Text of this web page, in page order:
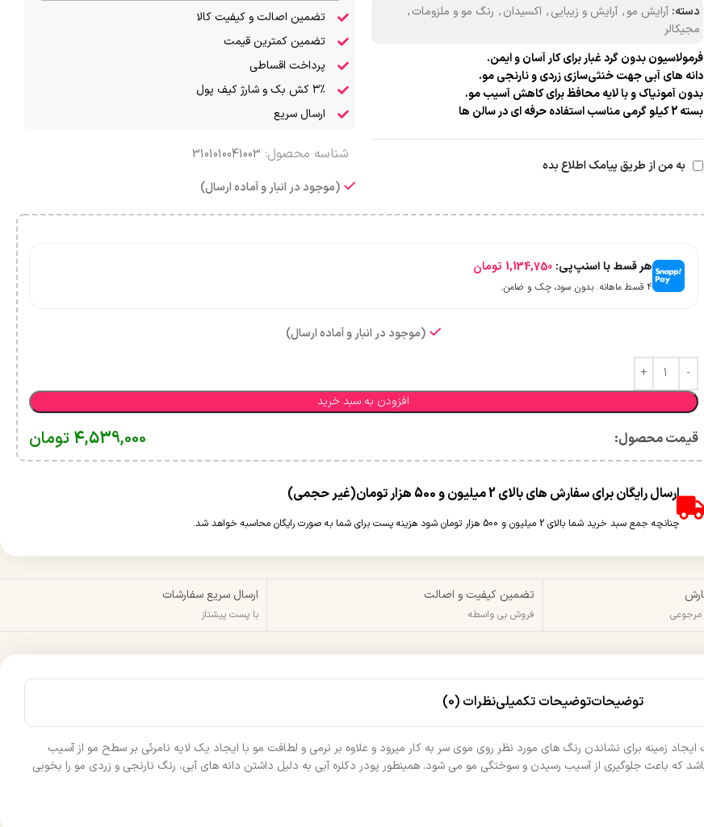
دسته: آرایش مو, آرایش و زیبایی, اکسیدان, رنگ مو و ملزومات,
مجیکالر
فرمولاسیون بدون گرد غبار برای کار آسان و ایمن.
دانه‌ های آبی جهت خنثی‌سازی زردی و نارنجی مو.
بدون آمونیاک و با لایه محافظ برای کاهش آسیب مو.
بسته 2 کیلو گرمی مناسب استفاده حرفه‌ ای در سالن‌ ها
به من از طریق پیامک اطلاع بده
تضمین اصالت و کیفیت کالا
تضمین کمترین قیمت
پرداخت اقساطی
۳٪ کش بک و شارژ کیف پول
ارسال سریع
شناسه محصول: 3101010041003
(موجود در انبار و آماده ارسال)
هر قسط با اسنپ‌پی:1,134,750 تومان
۴ قسط ماهانه. بدون سود، چک و ضامن.
(موجود در انبار و آماده ارسال)
افزودن به سبد خرید
قیمت محصول:​ 4,539,000 تومان
ارسال رایگان برای سفارش های بالای 2 میلیون و 500 هزار تومان(غیر حجمی)
چنانچه جمع سبد خرید شما بالای 2 میلیون و 500 هزار تومان شود هزینه پست برای شما به صورت رایگان محاسبه خواهد شد.
مرجوعی
تضمین کیفیت و اصالت
فروش بی واسطه
ارسال سریع سفارشات
با پست پیشتاز
توضیحاتتوضیحات تکمیلینظرات (0)
زمینه برای نشاندن رنگ های مورد نظر روی موی سر به کار میرود و علاوه بر نرمی و لطافت مو با ایجاد یک لایه نامرئی بر سطح مو از آسیب
که باعث جلوگیری از آسیب رسیدن و سوختگی مو می شود. همینطور پودر دکلره آبی به دلیل داشتن دانه های آبی، رنگ نارنجی و زردی مو را بخوبی